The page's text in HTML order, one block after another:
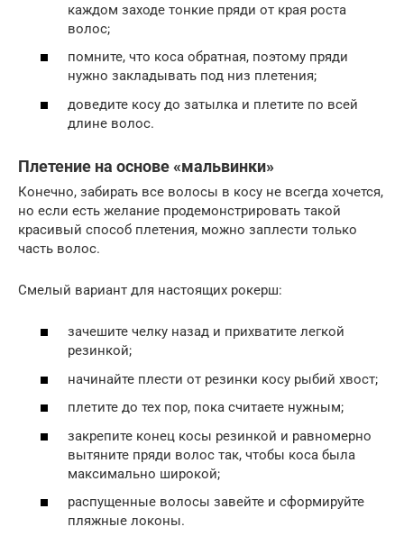
каждом заходе тонкие пряди от края роста
волос;
помните, что коса обратная, поэтому пряди
нужно закладывать под низ плетения;
доведите косу до затылка и плетите по всей
длине волос.
Плетение на основе «мальвинки»
Конечно, забирать все волосы в косу не всегда хочется,
но если есть желание продемонстрировать такой
красивый способ плетения, можно заплести только
часть волос.
Смелый вариант для настоящих рокерш:
зачешите челку назад и прихватите легкой
резинкой;
начинайте плести от резинки косу рыбий хвост;
плетите до тех пор, пока считаете нужным;
закрепите конец косы резинкой и равномерно
вытяните пряди волос так, чтобы коса была
максимально широкой;
распущенные волосы завейте и сформируйте
пляжные локоны.